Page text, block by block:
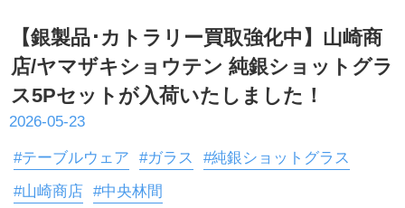
【銀製品･カトラリー買取強化中】山崎商
店/ヤマザキショウテン 純銀ショットグラ
ス5Pセットが入荷いたしました！
2026-05-23
#テーブルウェア #ガラス
#純銀ショットグラス
#山崎商店 #中央林間